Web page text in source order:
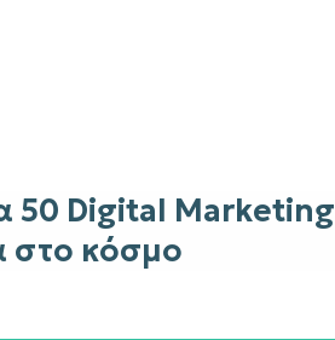
50 Digital Marketing
στο κόσμο